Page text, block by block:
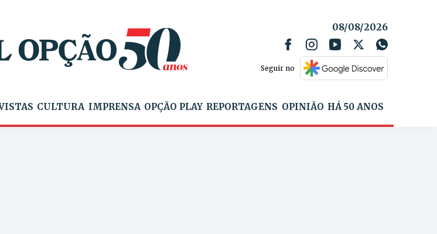
08/08/2026
Seguir no
CULTURA IMPRENSA OPÇÃO PLAY REPORTAGENS OPINIÃO HÁ 50 ANOS